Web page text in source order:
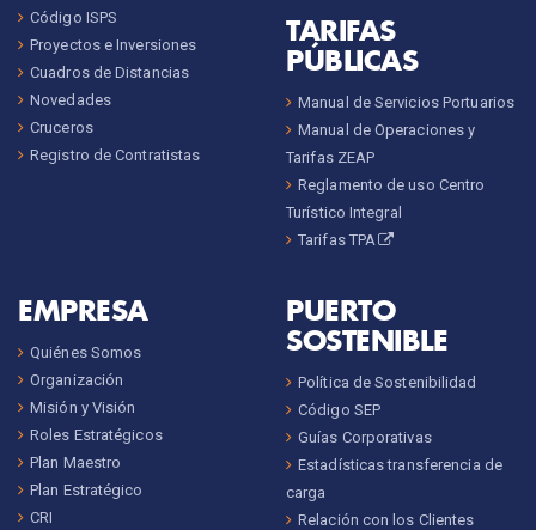
Código ISPS
Proyectos e Inversiones
Cuadros de Distancias
Novedades
Cruceros
Registro de Contratistas
TARIFAS
PÚBLICAS
Manual de Servicios Portuarios
Manual de Operaciones y
Tarifas ZEAP
Reglamento de uso Centro
Turístico Integral
Tarifas TPA
EMPRESA
Quiénes Somos
Organización
Misión y Visión
Roles Estratégicos
Plan Maestro
Plan Estratégico
CRI
PUERTO
SOSTENIBLE
Política de Sostenibilidad
Código SEP
Guías Corporativas
Estadísticas transferencia de
carga
Relación con los Clientes